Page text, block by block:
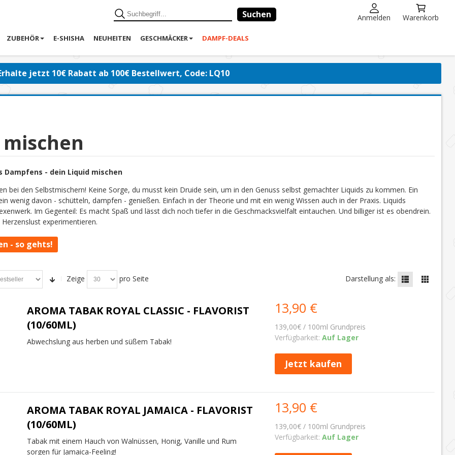
Suchen Anmelden Warenkorb
ZUBEHÖR E-SHISHA NEUHEITEN GESCHMÄCKER DAMPF-DEALS
jetzt 10€ Rabatt ab 100€ Bestellwert, Code: LQ10
Dampfens - dein Liquid mischen
bei den Selbstmischern! Keine Sorge, du musst kein Druide sein, um in den Genuss selbst gemachter Liquids zu kommen. Ein
wenig davon - schütteln, dampfen - genießen. Einfach in der Theorie und mit ein wenig Wissen auch in der Praxis. Liquids
Im Gegenteil: Es macht Spaß und lässt dich noch tiefer in die Geschmacksvielfalt eintauchen. Und billiger ist es obendrein.
experimentieren.
- so gehts!
Zeige pro Seite Darstellung als:
AROMA TABAK ROYAL CLASSIC - FLAVORIST
(10/60ML)
Abwechslung aus herben und süßem Tabak!
13,90 €
139,00€ / 100ml Grundpreis
Verfügbarkeit: Auf Lager
Jetzt kaufen
AROMA TABAK ROYAL JAMAICA - FLAVORIST
(10/60ML)
Tabak mit einem Hauch von Walnüssen, Honig, Vanille und Rum
sorgen für Jamaica-Feeling!
13,90 €
139,00€ / 100ml Grundpreis
Verfügbarkeit: Auf Lager